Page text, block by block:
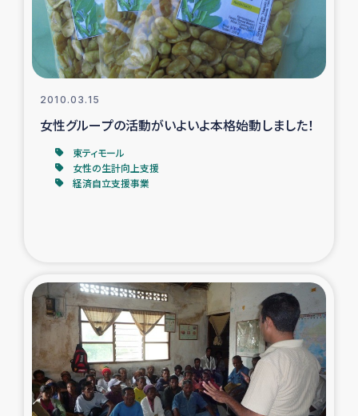
デニヤヤ小規模紅茶農家支援
コーヒー生産者支援
アイナロ県マウベシ郡でのコーヒー畑改善事業
ベイルート大規模爆発被災者支援
女性の生計向上支援
2010.03.15
女性グループの活動がいよいよ本格始動しました！
東ティモール
女性の生計向上支援
経済自立支援事業